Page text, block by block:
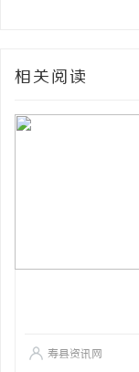
相关阅读
寿县资讯网